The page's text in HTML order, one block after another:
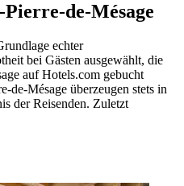
de-Mésage
echter
bei Gästen ausgewählt, die
auf Hotels.com gebucht
de-Mésage überzeugen stets in
der Reisenden. Zuletzt